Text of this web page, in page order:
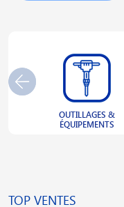
OUTILLAGES &
ÉQUIPEMENTS
TOP VENTES